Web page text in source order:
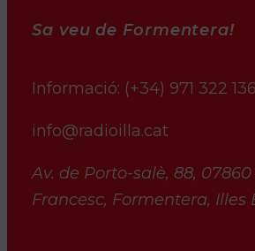
Sa veu de Formentera!
Informació: (+34) 971 322 136
info@radioilla.cat
Av. de Porto-salè, 88,
Francesc, Formentera, Illes